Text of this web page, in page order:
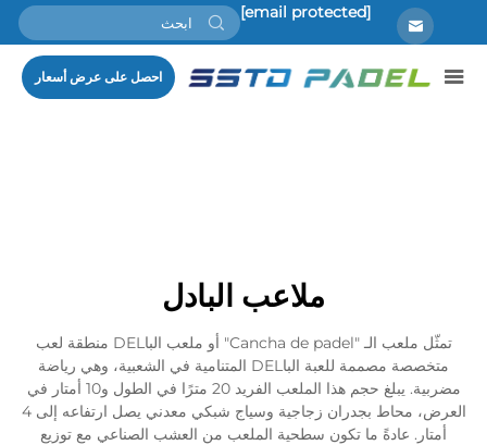
[email protected]
احصل على عرض أسعار
ملاعب البادل
تمثّل ملعب الـ "Cancha de padel" أو ملعب الباDEL منطقة لعب
متخصصة مصممة للعبة الباDEL المتنامية في الشعبية، وهي رياضة
مضربية. يبلغ حجم هذا الملعب الفريد 20 مترًا في الطول و10 أمتار في
العرض، محاط بجدران زجاجية وسياج شبكي معدني يصل ارتفاعه إلى 4
أمتار. عادةً ما تكون سطحية الملعب من العشب الصناعي مع توزيع